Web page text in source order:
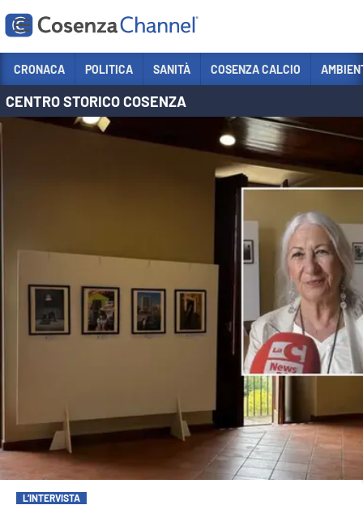
Sezioni
CRONACA
SPORT
CULTURA
LAC TV
LAC NETWORK
LAC ONAIR
CRONACA POLITICA SANITÀ COSENZA CALCIO
CENTRO STORICO COSENZA
L’INTERVISTA